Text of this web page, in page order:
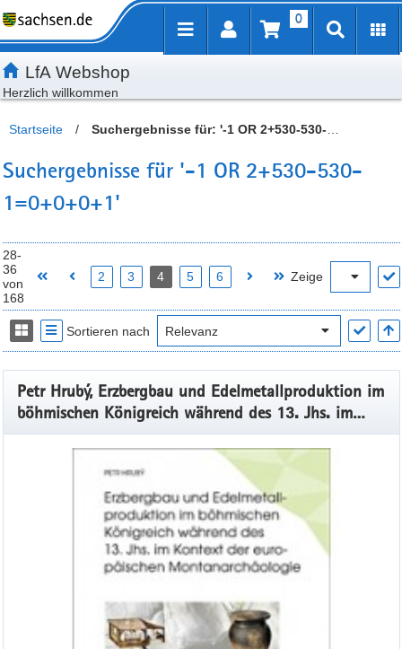
Inhalt
Kundenmenü
Artikelsuche
Servicemenü 0
LfA Webshop
Herzlich willkommen
Startseite /
Suchergebnisse für: '-1 OR 2+530-530-
Suchergebnisse für '-1 OR 2+530-530-
1=0+0+0+1'
28-
36
von
168
2 3 4 5 6 Zeige
Sortieren nach
Petr Hrubý, Erzbergbau und Edelmetallproduktion im
böhmischen Königreich während des 13. Jhs. im
Kontext der europäischen Montanarchäologie